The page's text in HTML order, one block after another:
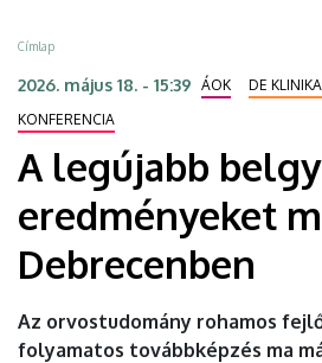
mutatják
be
Debrecenben
DEBRECENI
EGYETEM
Morzsa
Címlap
2026. május 18. - 15:39 ÁOK
DE
KONFERENCIA
A legújabb
eredményeket
Debrecenben
Az orvostudomány rohamos
folyamatos továbbképzés ma